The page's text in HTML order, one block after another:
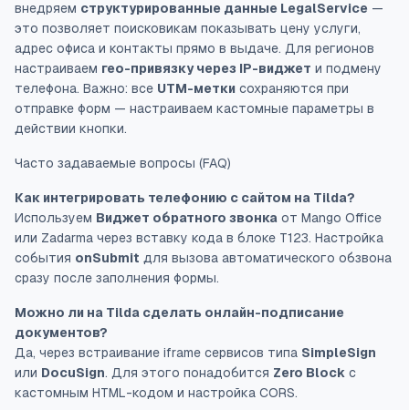
внедряем структурированные данные LegalService —
это позволяет поисковикам показывать цену услуги,
адрес офиса и контакты прямо в выдаче. Для регионов
настраиваем гео-привязку через IP-виджет и подмену
телефона. Важно: все UTM-метки сохраняются при
отправке форм — настраиваем кастомные параметры в
действии кнопки.
Часто задаваемые вопросы (FAQ)
Как интегрировать телефонию с сайтом на Tilda?
Используем Виджет обратного звонка от Mango Office
или Zadarma через вставку кода в блоке T123. Настройка
события onSubmit для вызова автоматического обзвона
сразу после заполнения формы.
Можно ли на Tilda сделать онлайн-подписание
документов?
Да, через встраивание iframe сервисов типа SimpleSign
или DocuSign. Для этого понадобится Zero Block с
кастомным HTML-кодом и настройка CORS.